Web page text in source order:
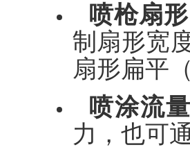
喷枪扇形
制扇形宽
扇形扁平
喷涂流量
力，也可